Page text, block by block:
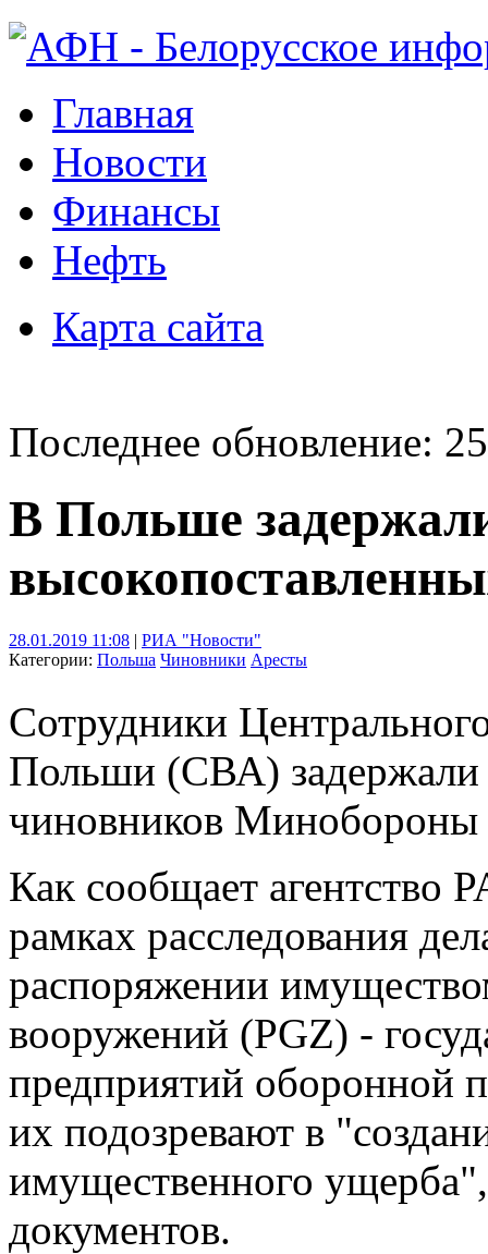
Главная
Новости
Финансы
Нефть
Карта сайта
Последнее обновление:
В Польше
28.01.2019 11:08 | РИА "Новости"
Категории: Польша Чиновники Аресты
Сотрудники
Польши (СВА) задержали
чиновников Минобороны
Как сообщает агентство
рамках расследования
распоряжении
вооружений (PGZ) -
предприятий оборонной
их подозревают в
имущественного
документов.